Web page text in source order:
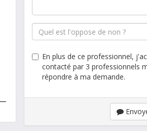
En plus de ce professionnel,
contacté par 3 professionnels
répondre à ma demande.